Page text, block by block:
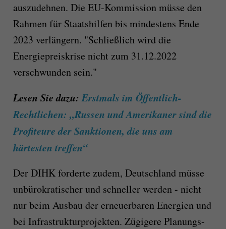
auszudehnen. Die EU-Kommission müsse den
Rahmen für Staatshilfen bis mindestens Ende
2023 verlängern. "Schließlich wird die
Energiepreiskrise nicht zum 31.12.2022
verschwunden sein."
Lesen Sie dazu:Erstmals im Öffentlich-
Rechtlichen: „Russen und Amerikaner sind die
Profiteure der Sanktionen, die uns am
härtesten treffen“
Der DIHK forderte zudem, Deutschland müsse
unbürokratischer und schneller werden - nicht
nur beim Ausbau der erneuerbaren Energien und
bei Infrastrukturprojekten. Zügigere Planungs-